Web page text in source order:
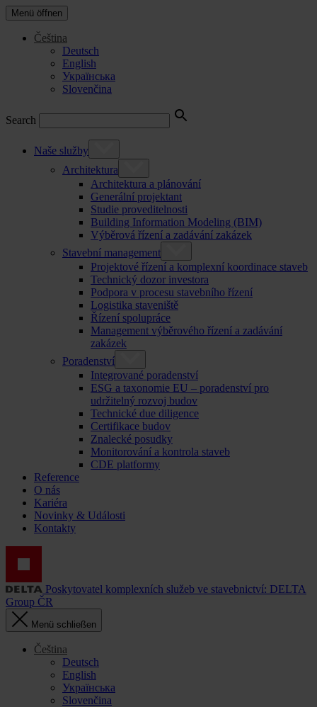
Menü öffnen
Čeština
Deutsch
English
Українська
Slovenčina
Search
Naše služby
Architektura
Architektura a plánování
Generální projektant
Studie proveditelnosti
Building Information Modeling (BIM)
Výběrová řízení a zadávání zakázek
Stavební management
Projektové řízení a komplexní koordinace staveb
Technický dozor investora
Podpora v procesu stavebního řízení
Logistika staveniště
Řízení spolupráce
Management výběrového řízení a zadávání
zakázek
Poradenství
Integrované poradenství
ESG a taxonomie EU – poradenství pro
udržitelný rozvoj budov
Technické due diligence
Certifikace budov
Znalecké posudky
Monitorování a kontrola staveb
CDE platformy
Reference
O nás
Kariéra
Novinky & Události
Kontakty
Poskytovatel komplexních služeb ve stavebnictví: DELTA
Group ČR
Menü schließen
Čeština
Deutsch
English
Українська
Slovenčina